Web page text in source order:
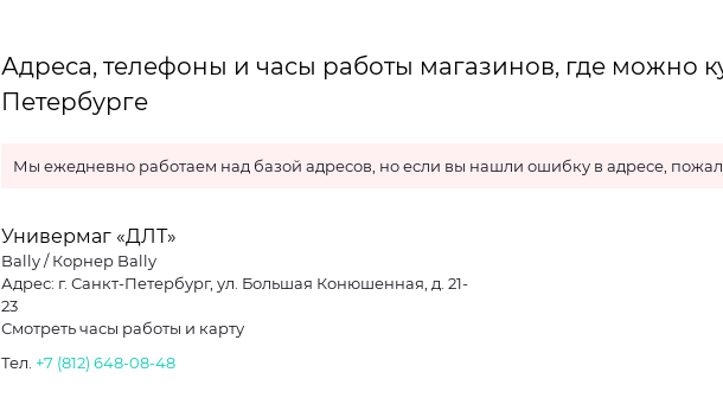
Адреса, телефоны и часы работы магазинов, где можно
Петербурге
Мы ежедневно работаем над базой адресов, но если вы нашли ошибку в адресе,
Универмаг «ДЛТ»
Bally / Корнер Bally
Адрес: г. Санкт-Петербург, ул. Большая Конюшенная, д. 21-
23
Смотреть часы работы и карту
Тел. +7 (812) 648-08-48